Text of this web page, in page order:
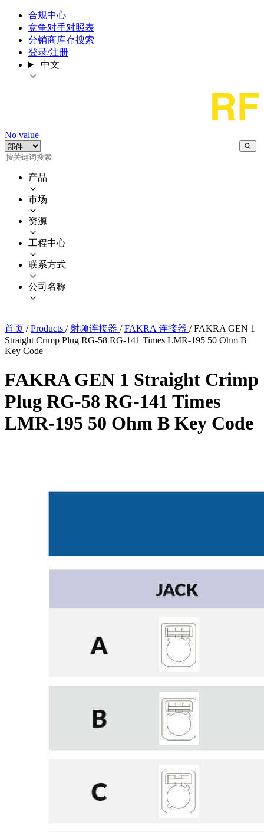
合规中心
竞争对手对照表
分销商库存搜索
登录/注册
中文
No value
产品
市场
资源
工程中心
联系方式
公司名称
首页 / Products / 射频连接器 / FAKRA 连接器 / FAKRA GEN 1
Straight Crimp Plug RG-58 RG-141 Times LMR-195 50 Ohm B
Key Code
FAKRA GEN 1 Straight Crimp
Plug RG-58 RG-141 Times
LMR-195 50 Ohm B Key Code